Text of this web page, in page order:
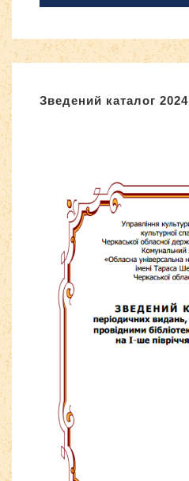
Зведений каталог 2024